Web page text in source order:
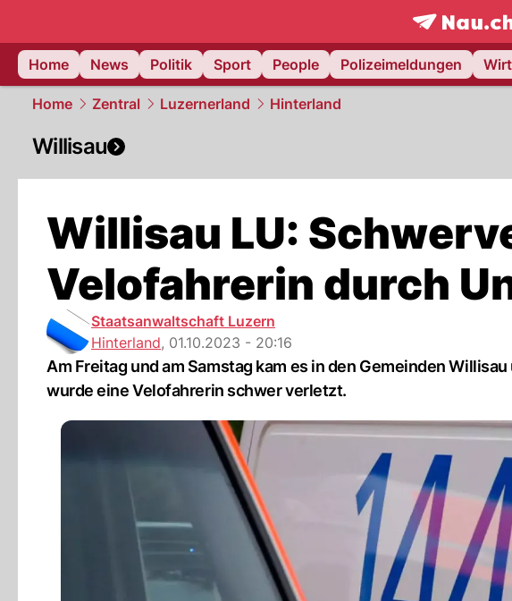
frontpage.
Home
News Politik Sport People Polizeimeldungen
Home Zentral Luzernerland Hinterland
Willisau
Willisau LU:
Velofahrerin durch
Staatsanwaltschaft Luzern
Hinterland, 01.10.2023 - 20:16
Am Freitag und am Samstag kam es in den Gemeinden
wurde eine Velofahrerin schwer verletzt.